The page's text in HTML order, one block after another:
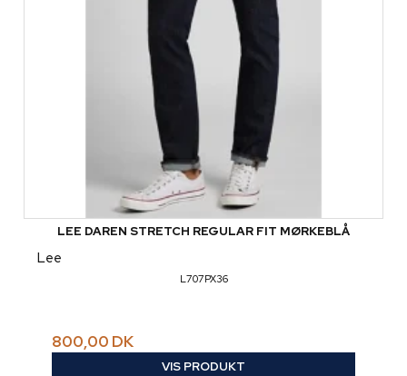
LEE DAREN STRETCH REGULAR FIT MØRKEBLÅ
Lee
L707PX36
800,00 DK
VIS PRODUKT